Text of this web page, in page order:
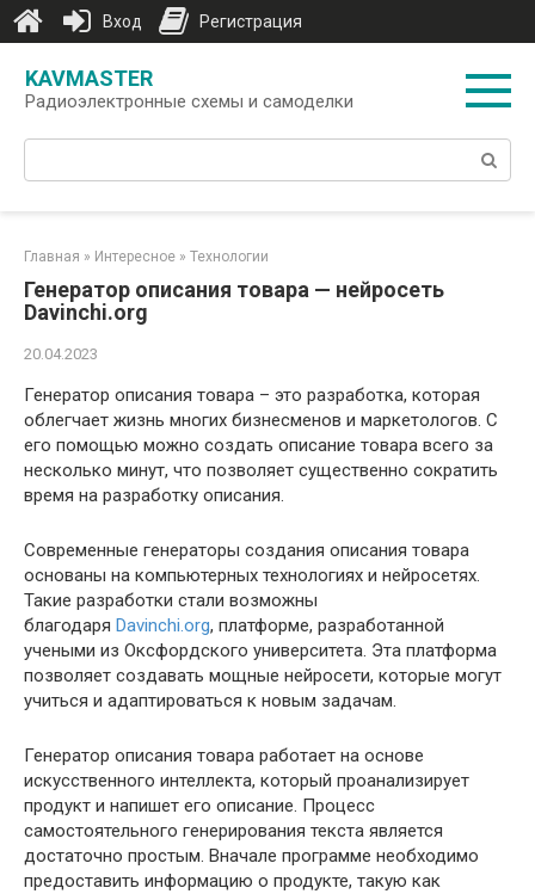
контенту
KAVMASTER
Радиоэлектронные схемы и самоделки
Поиск:
Главная » Интересное » Технологии
Генератор описания товара — нейросеть
Davinchi.org
20.04.2023
Генератор описания товара – это разработка, которая
облегчает жизнь многих бизнесменов и маркетологов. С
его помощью можно создать описание товара всего за
несколько минут, что позволяет существенно сократить
время на разработку описания.
Современные генераторы создания описания товара
основаны на компьютерных технологиях и нейросетях.
Такие разработки стали возможны
благодаря Davinchi.org, платформе, разработанной
учеными из Оксфордского университета. Эта платформа
позволяет создавать мощные нейросети, которые могут
учиться и адаптироваться к новым задачам.
Генератор описания товара работает на основе
искусственного интеллекта, который проанализирует
продукт и напишет его описание. Процесс
самостоятельного генерирования текста является
достаточно простым. Вначале программе необходимо
предоставить информацию о продукте, такую как
Вход Регистрация